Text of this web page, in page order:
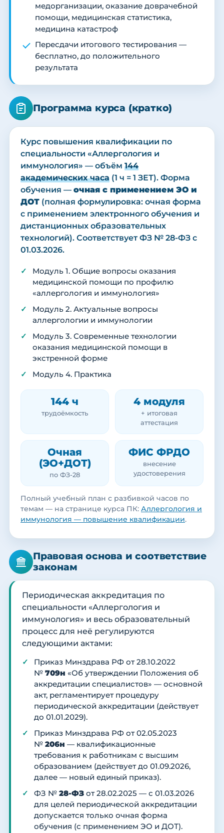
медорганизации, оказание доврачебной
помощи, медицинская статистика,
медицина катастроф
Пересдачи итогового тестирования —
бесплатно, до положительного
результата
Программа курса (кратко)
Курс повышения квалификации по
специальности «Аллергология и
иммунология» — объём 144
академических часа (1 ч = 1 ЗЕТ). Форма
обучения — очная с применением ЭО и
ДОТ (полная формулировка: очная форма
с применением электронного обучения и
дистанционных образовательных
технологий). Соответствует ФЗ № 28-ФЗ с
01.03.2026.
Модуль 1. Общие вопросы оказания
медицинской помощи по профилю
«аллергология и иммунология»
Модуль 2. Актуальные вопросы
аллергологии и иммунологии
Модуль 3. Современные технологии
оказания медицинской помощи в
экстренной форме
Модуль 4. Практика
144 ч
трудоёмкость
4 модуля
+ итоговая
аттестация
Очная
(ЭО+ДОТ)
по ФЗ-28
ФИС ФРДО
внесение
удостоверения
Полный учебный план с разбивкой часов по
темам — на странице курса ПК: Аллергология и
иммунология — повышение квалификации.
Правовая основа и соответствие
законам
Периодическая аккредитация по
специальности «Аллергология и
иммунология» и весь образовательный
процесс для неё регулируются
следующими актами:
Приказ Минздрава РФ от 28.10.2022
№ 709н «Об утверждении Положения об
аккредитации специалистов» — основной
акт, регламентирует процедуру
периодической аккредитации (действует
до 01.01.2029).
Приказ Минздрава РФ от 02.05.2023
№ 206н — квалификационные
требования к работникам с высшим
образованием (действует до 01.09.2026,
далее — новый единый приказ).
ФЗ № 28-ФЗ от 28.02.2025 — с 01.03.2026
для целей периодической аккредитации
допускается только очная форма
обучения (с применением ЭО и ДОТ).